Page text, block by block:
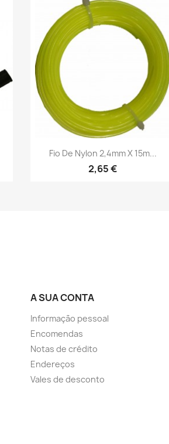
Fio De Nylon 2,4mm X 15m...
2,65 €
Vista rápida
A SUA CONTA
Informação pessoal
Encomendas
Notas de crédito
Endereços
Vales de desconto